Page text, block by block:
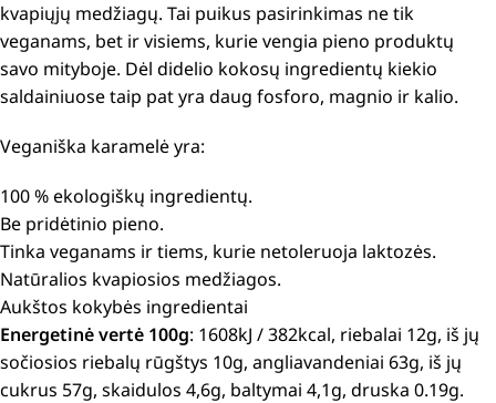
kvapiųjų medžiagų. Tai puikus pasirinkimas ne tik
veganams, bet ir visiems, kurie vengia pieno produktų
savo mityboje. Dėl didelio kokosų ingredientų kiekio
saldainiuose taip pat yra daug fosforo, magnio ir kalio.
Veganiška karamelė yra:
100 % ekologiškų ingredientų.
Be pridėtinio pieno.
Tinka veganams ir tiems, kurie netoleruoja laktozės.
Natūralios kvapiosios medžiagos.
Aukštos kokybės ingredientai
Energetinė vertė 100g: 1608kJ / 382kcal, riebalai 12g, iš jų
sočiosios riebalų rūgštys 10g, angliavandeniai 63g, iš jų
cukrus 57g, skaidulos 4,6g, baltymai 4,1g, druska 0.19g.